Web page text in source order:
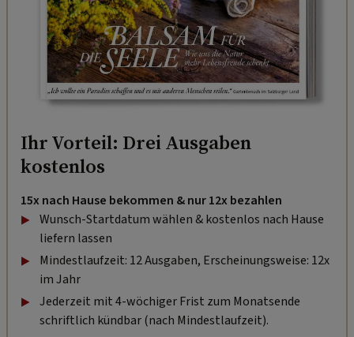
Ihr Vorteil: Drei Ausgaben
kostenlos
15x nach Hause bekommen & nur 12x bezahlen
Wunsch-Startdatum wählen & kostenlos nach Hause
liefern lassen
Mindestlaufzeit: 12 Ausgaben, Erscheinungsweise: 12x
im Jahr
Jederzeit mit 4-wöchiger Frist zum Monatsende
schriftlich kündbar (nach Mindestlaufzeit).